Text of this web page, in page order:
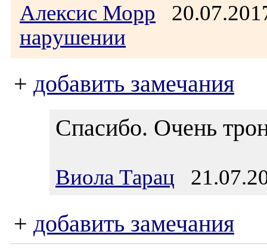
Алексис Морр
нарушении
+ добавить замечания
Спасибо. Очень
Виола Тарац
+ добавить замечания